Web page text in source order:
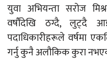
युवा अभियन्ता सरोज
वर्षौंदेखि ठग्दै, लुट्दै
पदाधिकारीहरूले वर्षमा
गर्नु कुनै अलौकिक कुरा